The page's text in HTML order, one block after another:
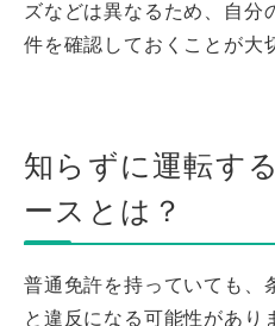
ズなどは異なるため、自分
件を確認しておくことが大
知らずに運転す
ースとは？
普通免許を持っていても、
と違反になる可能性があり